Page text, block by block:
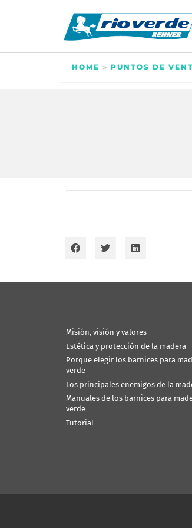
HOME » PUNTOS DE
Misión, visión y valores
Estética y protección de la madera
Porque elegir los barnices para
verde
Los principales enemigos de la
Manuales de los barnices para
verde
Tutorial